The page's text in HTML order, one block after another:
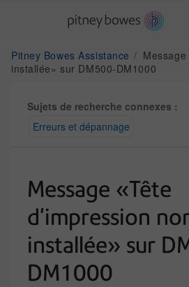
Pitney Bowes Assistance
installée» sur DM500-DM1000
Sujets de recherche connexes :
Erreurs et dépannage
Message «Tête
d'impression
installée» sur
DM1000